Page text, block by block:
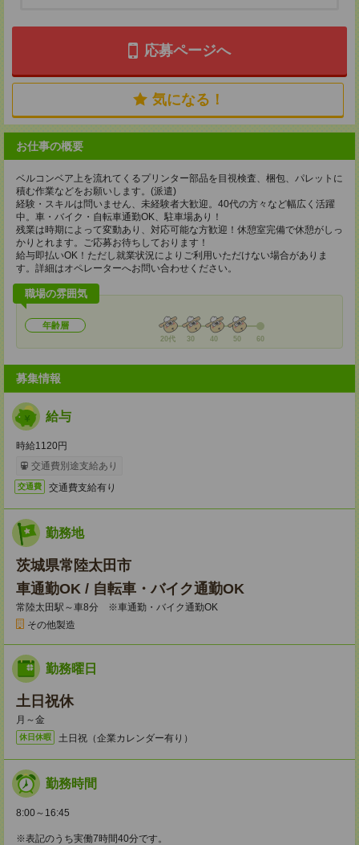
応募ページへ
気になる！
お仕事の概要
ベルコンベア上を流れてくるプリンター部品を目視検査、梱包、パレットに
積む作業などをお願いします。(派遣)
経験・スキルは問いません、未経験者大歓迎。40代の方々など幅広く活躍
中。車・バイク・自転車通勤OK、駐車場あり！
残業は時期によって変動あり、対応可能な方歓迎！休憩室完備で休憩がしっ
かりとれます。ご応募お待ちしております！
給与即払いOK！ただし就業状況によりご利用いただけない場合がありま
す。詳細はオペレーターへお問い合わせください。
職場の雰囲気
年齢層
20代 30 40 50 60
募集情報
給与
時給1120円
交通費別途支給あり
交通費 交通費支給有り
勤務地
茨城県常陸太田市
車通勤OK / 自転車・バイク通勤OK
常陸太田駅～車8分 ※車通勤・バイク通勤OK
その他製造
勤務曜日
土日祝休
月～金
休日休暇 土日祝（企業カレンダー有り）
勤務時間
8:00～16:45
※表記のうち実働7時間40分です。